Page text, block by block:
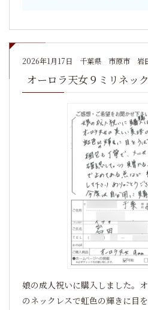
2026年1月17日 千葉県 市原市 岩
オーロラ天女９ミリネッ
娘の成人祝いに購入しました。
のネックレスで虹色の輝きに目を